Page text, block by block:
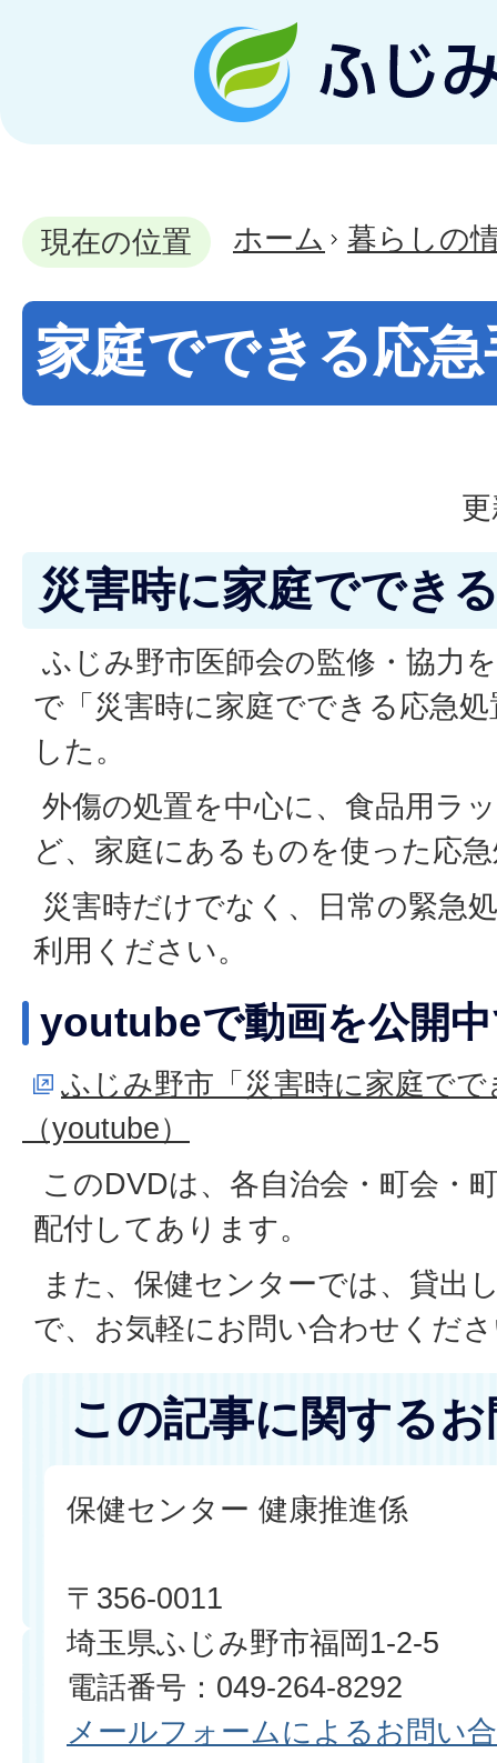
現在の位置 ホーム 暮らしの
家庭でできる応
災害時に家庭ででき
ふじみ野市医師会の監修・協力
で「災害時に家庭でできる応急
した。
外傷の処置を中心に、食品用ラ
ど、家庭にあるものを使った応
災害時だけでなく、日常の緊急
利用ください。
youtubeで動画を公開
ふじみ野市「災害時に家庭で
（youtube）
このDVDは、各自治会・町会・
配付してあります。
また、保健センターでは、貸出
で、お気軽にお問い合わせくだ
この記事に関する
保健センター 健康推進係
〒356-0011
埼玉県ふじみ野市福岡1-2-5
電話番号：049-264-8292
メールフォームによるお問い